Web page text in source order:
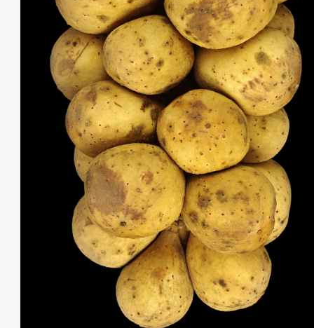
THIS SEARCH BAR ONLY WORKS IN THE GERMAN VERSION OF THE
WEBSITE! NON-GERMAN SPEAKERS PLEASE USE THE SEARCH
ON THE WELCOME PAGE.